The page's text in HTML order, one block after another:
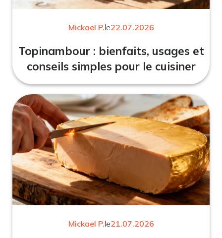
Mickael P.le22.07.2026
Topinambour : bienfaits, usages et
conseils simples pour le cuisiner
Mickael P.le21.07.2026